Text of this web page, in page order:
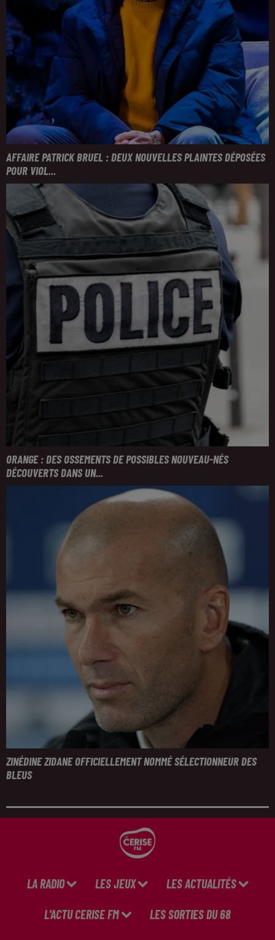
AFFAIRE PATRICK BRUEL : DEUX NOUVELLES PLAINTES DÉPOSÉES
POUR VIOL...
ORANGE : DES OSSEMENTS DE POSSIBLES NOUVEAU-NÉS
DÉCOUVERTS DANS UN...
ZINÉDINE ZIDANE OFFICIELLEMENT NOMMÉ SÉLECTIONNEUR DES
BLEUS
LA RADIO LES JEUX LES ACTUALITÉS
L'ACTU CERISE FM LES SORTIES DU 68